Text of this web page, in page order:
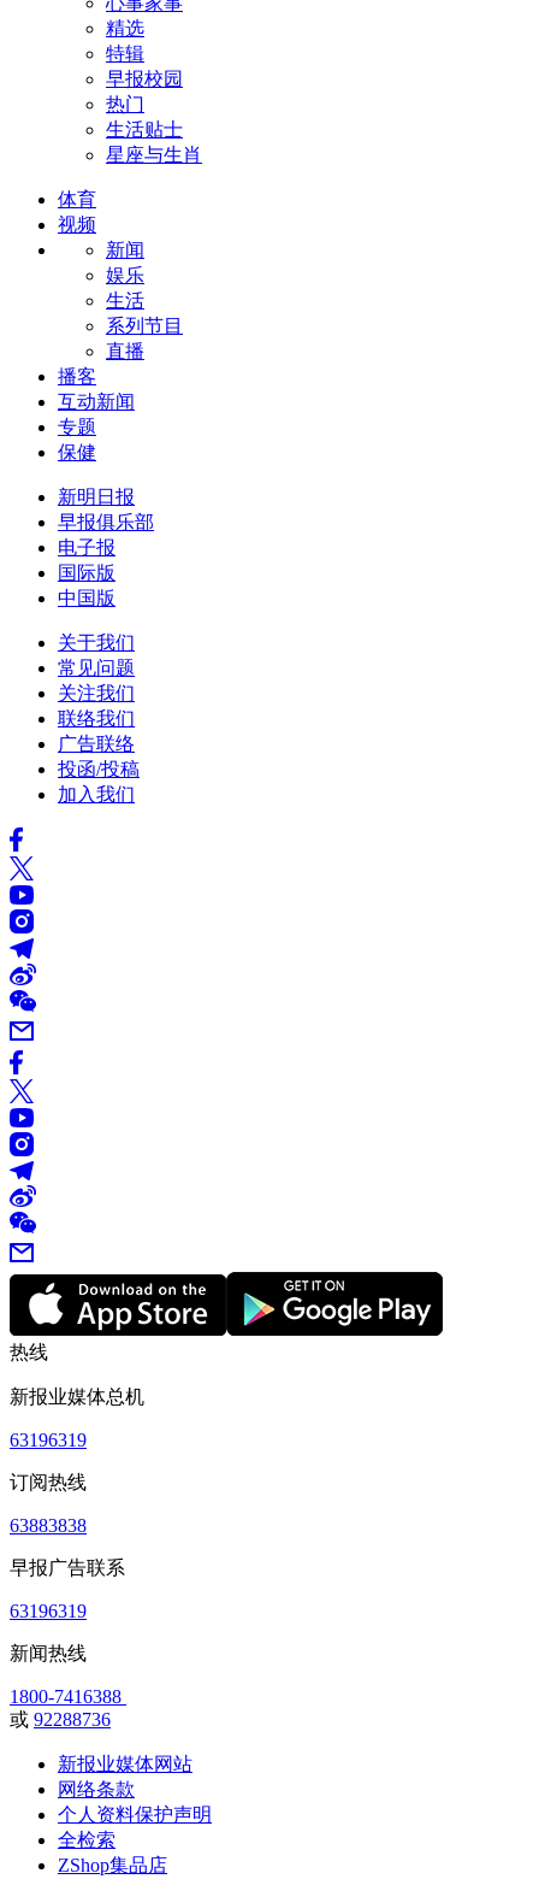
精选
特辑
早报校园
热门
生活贴士
星座与生肖
体育
视频
新闻
娱乐
生活
系列节目
直播
播客
互动新闻
专题
保健
新明日报
早报俱乐部
电子报
国际版
中国版
关于我们
常见问题
关注我们
联络我们
广告联络
投函/投稿
加入我们
热线
新报业媒体总机
63196319
订阅热线
63883838
早报广告联系
63196319
新闻热线
1800-7416388
或 92288736
新报业媒体网站
网络条款
个人资料保护声明
全检索
ZShop集品店